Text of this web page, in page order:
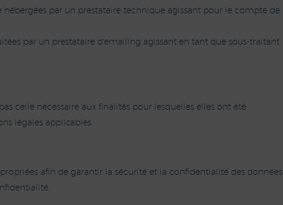
par un prestataire technique agissant pour le compte de
par un prestataire d'emailing agissant en tant que sous-traitant
celle nécessaire aux finalités pour lesquelles elles ont été
légales applicables.
afin de garantir la sécurité et la confidentialité des données